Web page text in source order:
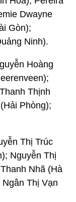
Dwayne
Gòn);
Ninh).
Hoàng
Thịnh
Phòng);
Thị Trúc
Nguyễn Thị
Nhã (Hà
Thị Vạn